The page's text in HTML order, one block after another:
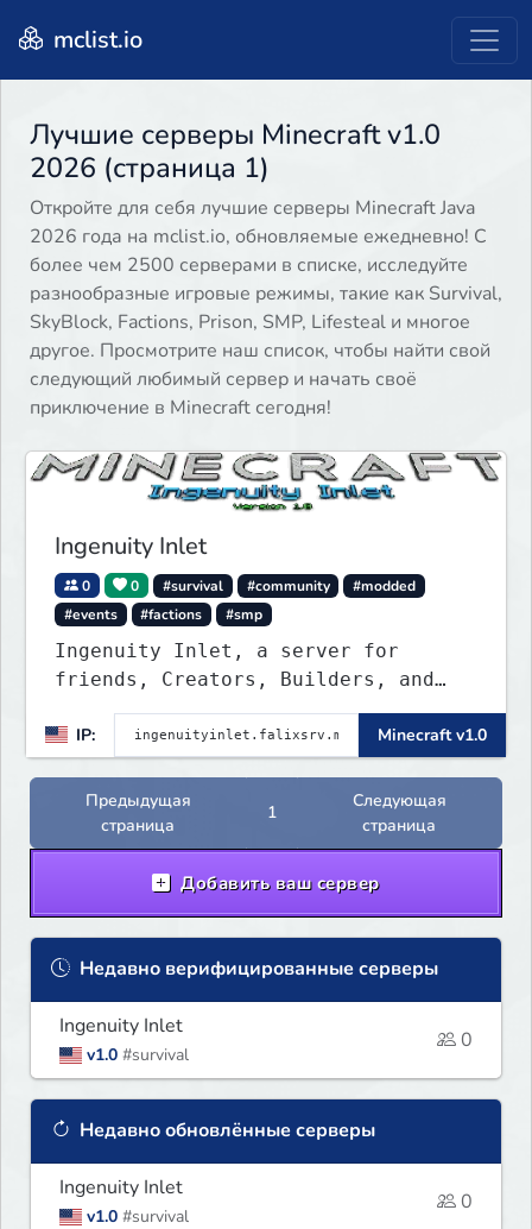
mclist.io
Лучшие серверы Minecraft v1.0
2026 (страница 1)
Откройте для себя лучшие серверы Minecraft Java
2026 года на mclist.io, обновляемые ежедневно! С
более чем 2500 серверами в списке, исследуйте
разнообразные игровые режимы, такие как Survival,
SkyBlock, Factions, Prison, SMP, Lifesteal и многое
другое. Просмотрите наш список, чтобы найти свой
следующий любимый сервер и начать своё
приключение в Minecraft сегодня!
Ingenuity Inlet
0 0 #survival #community
#modded
#events
#factions #smp
Ingenuity Inlet, a server for
friends, Creators, Builders, and
everyone such like!
IP:
Minecraft v1.0
Предыдущая
страница
1
Следующая
страница
Добавить ваш сервер
Недавно верифицированные серверы
Ingenuity Inlet
v1.0 #survival
0
Недавно обновлённые серверы
Ingenuity Inlet
v1.0 #survival
0